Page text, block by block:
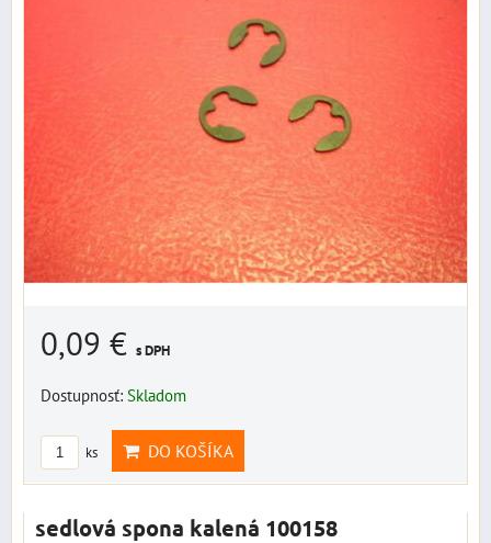
0,09 € s DPH
Dostupnosť: Skladom
ks DO KOŠÍKA
sedlová spona kalená 100158